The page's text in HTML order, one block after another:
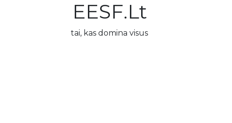
EESF.lt
tai, kas domina visus